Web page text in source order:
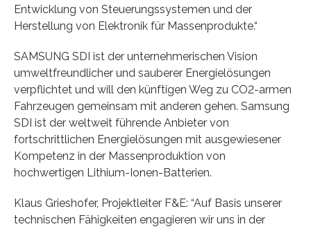
Entwicklung von Steuerungssystemen und der
Herstellung von Elektronik für Massenprodukte.“
SAMSUNG SDI ist der unternehmerischen Vision
umweltfreundlicher und sauberer Energielösungen
verpflichtet und will den künftigen Weg zu CO2-armen
Fahrzeugen gemeinsam mit anderen gehen. Samsung
SDI ist der weltweit führende Anbieter von
fortschrittlichen Energielösungen mit ausgewiesener
Kompetenz in der Massenproduktion von
hochwertigen Lithium-Ionen-Batterien.
Klaus Grieshofer, Projektleiter F&E: “Auf Basis unserer
technischen Fähigkeiten engagieren wir uns in der